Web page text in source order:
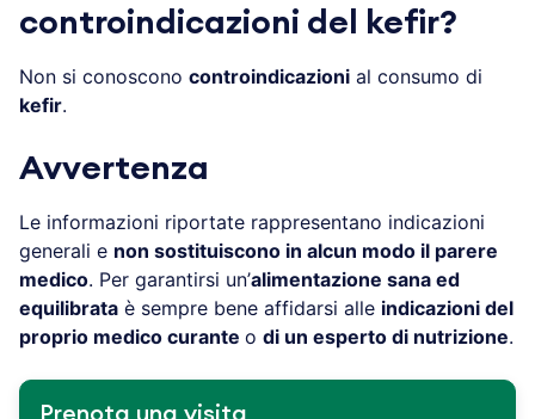
controindicazioni del kefir?
Non si conoscono controindicazioni al consumo di
kefir.
Avvertenza
Le informazioni riportate rappresentano indicazioni
generali e non sostituiscono in alcun modo il parere
medico. Per garantirsi un’alimentazione sana ed
equilibrata è sempre bene affidarsi alle indicazioni del
proprio medico curante o di un esperto di nutrizione.
Prenota una visita